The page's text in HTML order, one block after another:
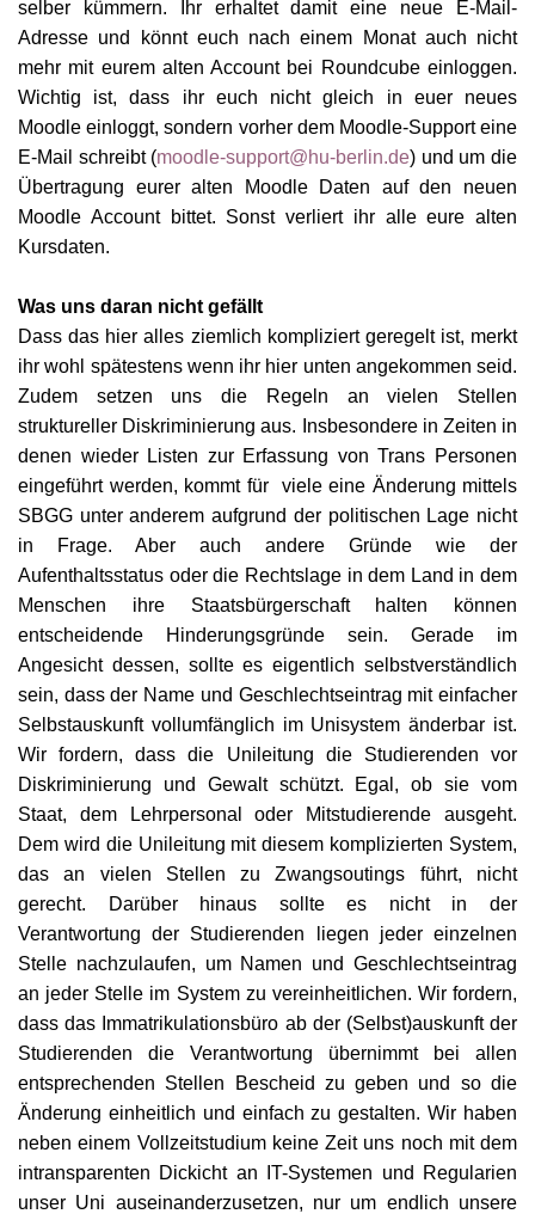
selber kümmern. Ihr erhaltet damit eine neue E-Mail-
Adresse und könnt euch nach einem Monat auch nicht
mehr mit eurem alten Account bei Roundcube einloggen.
Wichtig ist, dass ihr euch nicht gleich in euer neues
Moodle einloggt, sondern vorher dem Moodle-Support eine
E-Mail schreibt (moodle-support@hu-berlin.de) und um die
Übertragung eurer alten Moodle Daten auf den neuen
Moodle Account bittet. Sonst verliert ihr alle eure alten
Kursdaten.
Was uns daran nicht gefällt
Dass das hier alles ziemlich kompliziert geregelt ist, merkt
ihr wohl spätestens wenn ihr hier unten angekommen seid.
Zudem setzen uns die Regeln an vielen Stellen
struktureller Diskriminierung aus. Insbesondere in Zeiten in
denen wieder Listen zur Erfassung von Trans Personen
eingeführt werden, kommt für viele eine Änderung mittels
SBGG unter anderem aufgrund der politischen Lage nicht
in Frage. Aber auch andere Gründe wie der
Aufenthaltsstatus oder die Rechtslage in dem Land in dem
Menschen ihre Staatsbürgerschaft halten können
entscheidende Hinderungsgründe sein. Gerade im
Angesicht dessen, sollte es eigentlich selbstverständlich
sein, dass der Name und Geschlechtseintrag mit einfacher
Selbstauskunft vollumfänglich im Unisystem änderbar ist.
Wir fordern, dass die Unileitung die Studierenden vor
Diskriminierung und Gewalt schützt. Egal, ob sie vom
Staat, dem Lehrpersonal oder Mitstudierende ausgeht.
Dem wird die Unileitung mit diesem komplizierten System,
das an vielen Stellen zu Zwangsoutings führt, nicht
gerecht. Darüber hinaus sollte es nicht in der
Verantwortung der Studierenden liegen jeder einzelnen
Stelle nachzulaufen, um Namen und Geschlechtseintrag
an jeder Stelle im System zu vereinheitlichen. Wir fordern,
dass das Immatrikulationsbüro ab der (Selbst)auskunft der
Studierenden die Verantwortung übernimmt bei allen
entsprechenden Stellen Bescheid zu geben und so die
Änderung einheitlich und einfach zu gestalten. Wir haben
neben einem Vollzeitstudium keine Zeit uns noch mit dem
intransparenten Dickicht an IT-Systemen und Regularien
unser Uni auseinanderzusetzen, nur um endlich unsere